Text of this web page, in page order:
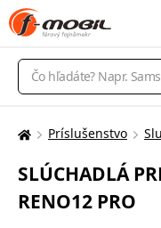
Vyhľadávanie
Tu
nachádzate:
Príslušenstvo
SLÚCHADLÁ
RENO12 PRO